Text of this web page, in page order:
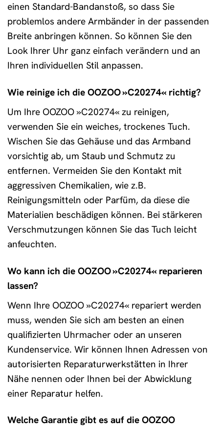
einen Standard-Bandanstoß, so dass Sie
problemlos andere Armbänder in der passenden
Breite anbringen können. So können Sie den
Look Ihrer Uhr ganz einfach verändern und an
Ihren individuellen Stil anpassen.
Wie reinige ich die OOZOO »C20274« richtig?
Um Ihre OOZOO »C20274« zu reinigen,
verwenden Sie ein weiches, trockenes Tuch.
Wischen Sie das Gehäuse und das Armband
vorsichtig ab, um Staub und Schmutz zu
entfernen. Vermeiden Sie den Kontakt mit
aggressiven Chemikalien, wie z.B.
Reinigungsmitteln oder Parfüm, da diese die
Materialien beschädigen können. Bei stärkeren
Verschmutzungen können Sie das Tuch leicht
anfeuchten.
Wo kann ich die OOZOO »C20274« reparieren
lassen?
Wenn Ihre OOZOO »C20274« repariert werden
muss, wenden Sie sich am besten an einen
qualifizierten Uhrmacher oder an unseren
Kundenservice. Wir können Ihnen Adressen von
autorisierten Reparaturwerkstätten in Ihrer
Nähe nennen oder Ihnen bei der Abwicklung
einer Reparatur helfen.
Welche Garantie gibt es auf die OOZOO